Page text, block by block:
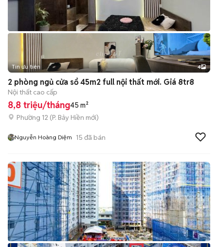
Tin ưu tiên 4
2 phòng ngủ cửa sổ 45m2 full nội thất mới. Giá 8tr8
Nội thất cao cấp
8,8 triệu/tháng45 m²
Phường 12 (P. Bảy Hiền mới)
Nguyễn Hoàng Diệm 15 đã bán